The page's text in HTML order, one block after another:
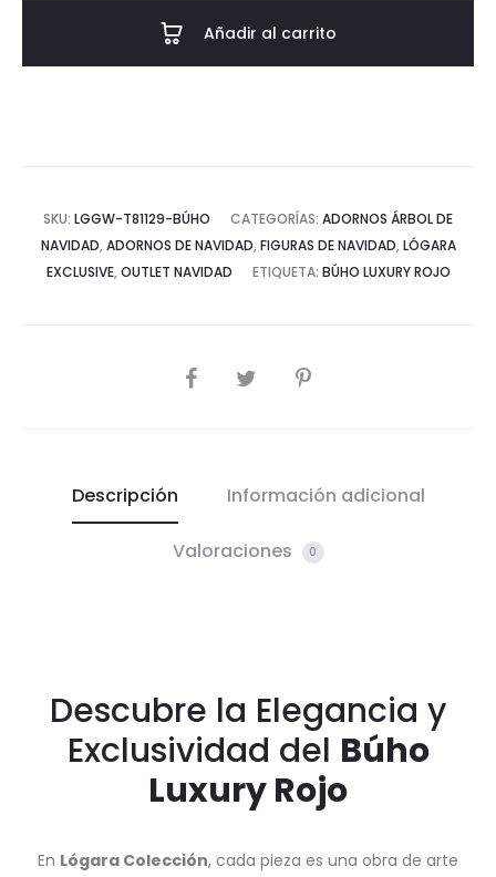
Añadir al carrito
SKU: LGGW-T81129-BÚHO CATEGORÍAS: ADORNOS ÁRBOL DE
NAVIDAD, ADORNOS DE NAVIDAD, FIGURAS DE NAVIDAD, LÓGARA
EXCLUSIVE, OUTLET NAVIDAD ETIQUETA: BÚHO LUXURY ROJO
COMPARTIR
Descripción Información adicional
Valoraciones 0
Descubre la Elegancia y
Exclusividad del Búho
Luxury Rojo
En Lógara Colección, cada pieza es una obra de arte